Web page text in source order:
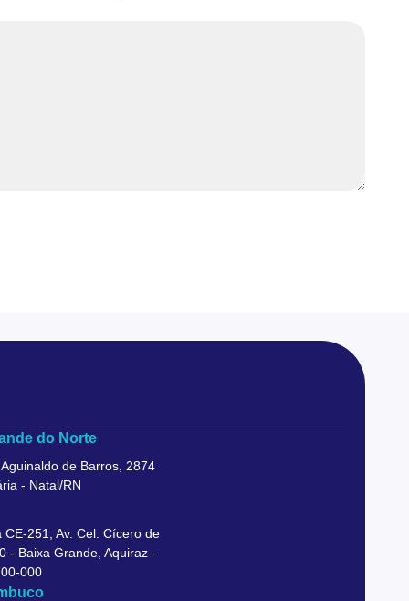
do Norte
de Barros, 2874
- Natal/RN
CE-251, Av. Cel. Cícero de
- Baixa Grande, Aquiraz -
000